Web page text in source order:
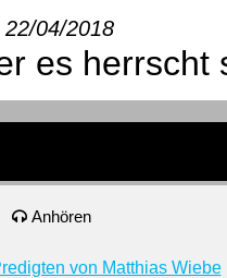
04/2018
es herrscht
Anhören
von Matthias Wiebe|